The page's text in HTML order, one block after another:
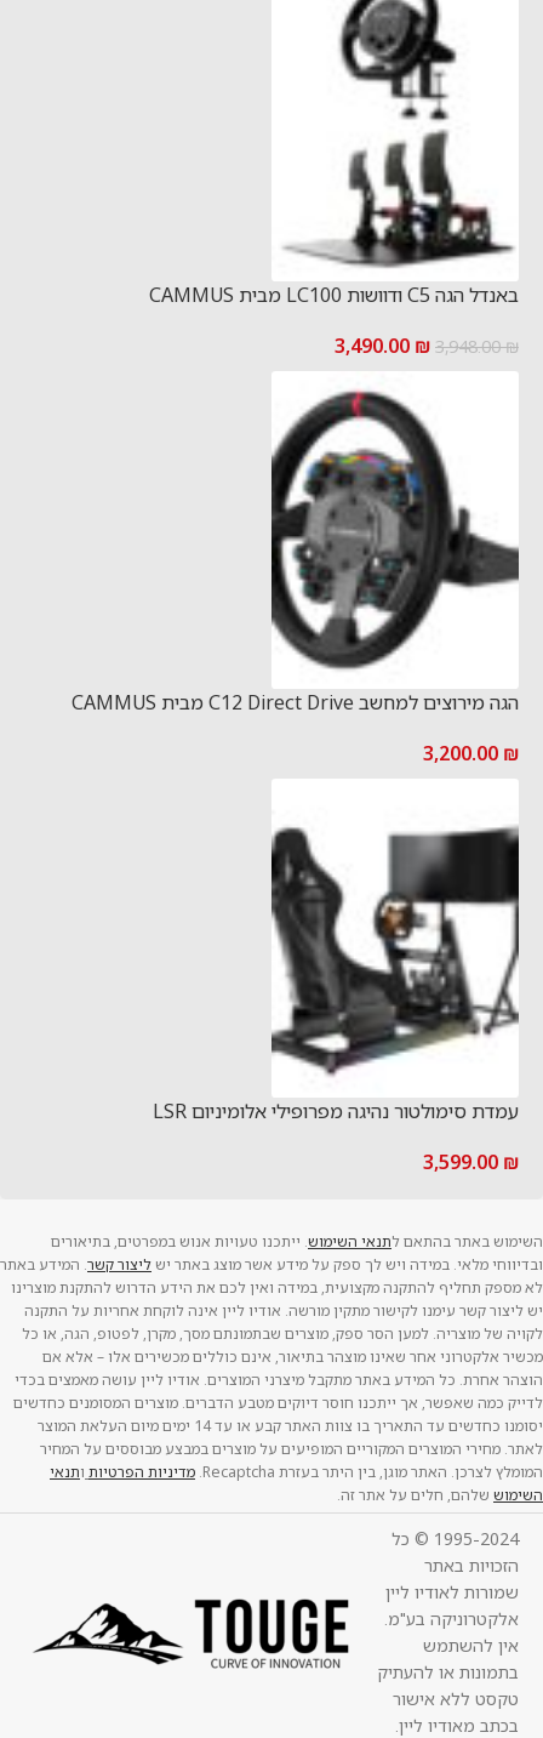
באנדל הגה C5 ודוושות LC100 מבית CAMMUS
3,948.00₪
3,490.00 ₪
הגה מירוצים למחשב C12 Direct Drive מבית CAMMUS
3,200.00 ₪
עמדת סימולטור נהיגה מפרופילי אלומיניום LSR
3,599.00 ₪
השימוש באתר בהתאם לתנאי השימוש. ייתכנו טעויות אנוש במפרטים, בתיאורים
ובדיווחי מלאי. במידה ויש לך ספק על מידע אשר מוצג באתר יש ליצור קשר. המידע באתר
לא מספק תחליף להתקנה מקצועית, במידה ואין לכם את הידע הדרוש להתקנת מוצרינו
יש ליצור קשר עימנו לקישור מתקין מורשה. אודיו ליין אינה לוקחת אחריות על התקנה
לקויה של מוצריה. למען הסר ספק, מוצרים שבתמונתם מסך, מקרן, לפטופ, הגה, או כל
מכשיר אלקטרוני אחר שאינו מוצהר בתיאור, אינם כוללים מכשירים אלו – אלא אם
הוצהר אחרת. כל המידע באתר מתקבל מיצרני המוצרים. אודיו ליין עושה מאמצים בכדי
לדייק כמה שאפשר, אך ייתכנו חוסר דיוקים מטבע הדברים. מוצרים המסומנים כחדשים
יסומנו כחדשים עד התאריך בו צוות האתר קבע או עד 14 ימים מיום העלאת המוצר
לאתר. מחירי המוצרים המקוריים המופיעים על מוצרים במבצע מבוססים על המחיר
המומלץ לצרכן. האתר מוגן, בין היתר בעזרת Recaptcha.
מדיניות הפרטיות ותנאי
השימוש שלהם, חלים על אתר זה.
1995-2024 © כל
הזכויות באתר
שמורות לאודיו ליין
אלקטרוניקה בע"מ.
אין להשתמש
בתמונות או להעתיק
טקסט ללא אישור
בכתב מאודיו ליין.